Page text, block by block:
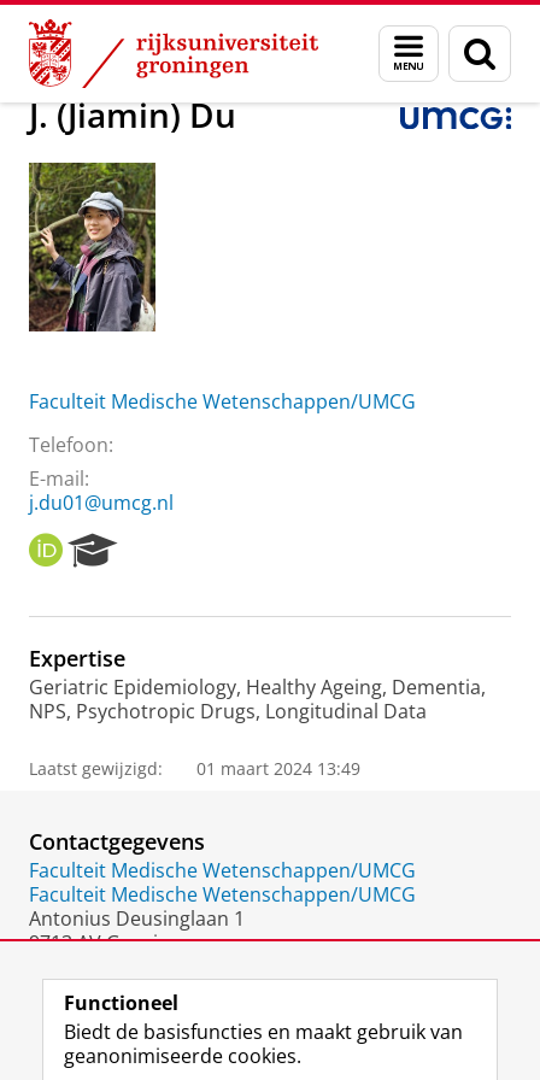
Skip
Content
Skip
Navigation
Menu
en
zoeken
Over ons J. (Jiamin) Du
J. (Jiamin) Du
Faculteit Medische Wetenschappen/UMCG
Telefoon:
E-mail:
j.du01@umcg.nl
O
R
I
e
r
c
h
o
r
a
l
Expertise
Geriatric Epidemiology, Healthy Ageing, Dementia,
NPS, Psychotropic Drugs, Longitudinal Data
Laatst gewijzigd: 01 maart 2024 13:49
Contactgegevens
Faculteit Medische Wetenschappen/UMCG
Faculteit Medische Wetenschappen/UMCG
Antonius Deusinglaan 1
9713 AV Groningen
Functioneel
Biedt de basisfuncties en maakt gebruik van
geanonimiseerde cookies.